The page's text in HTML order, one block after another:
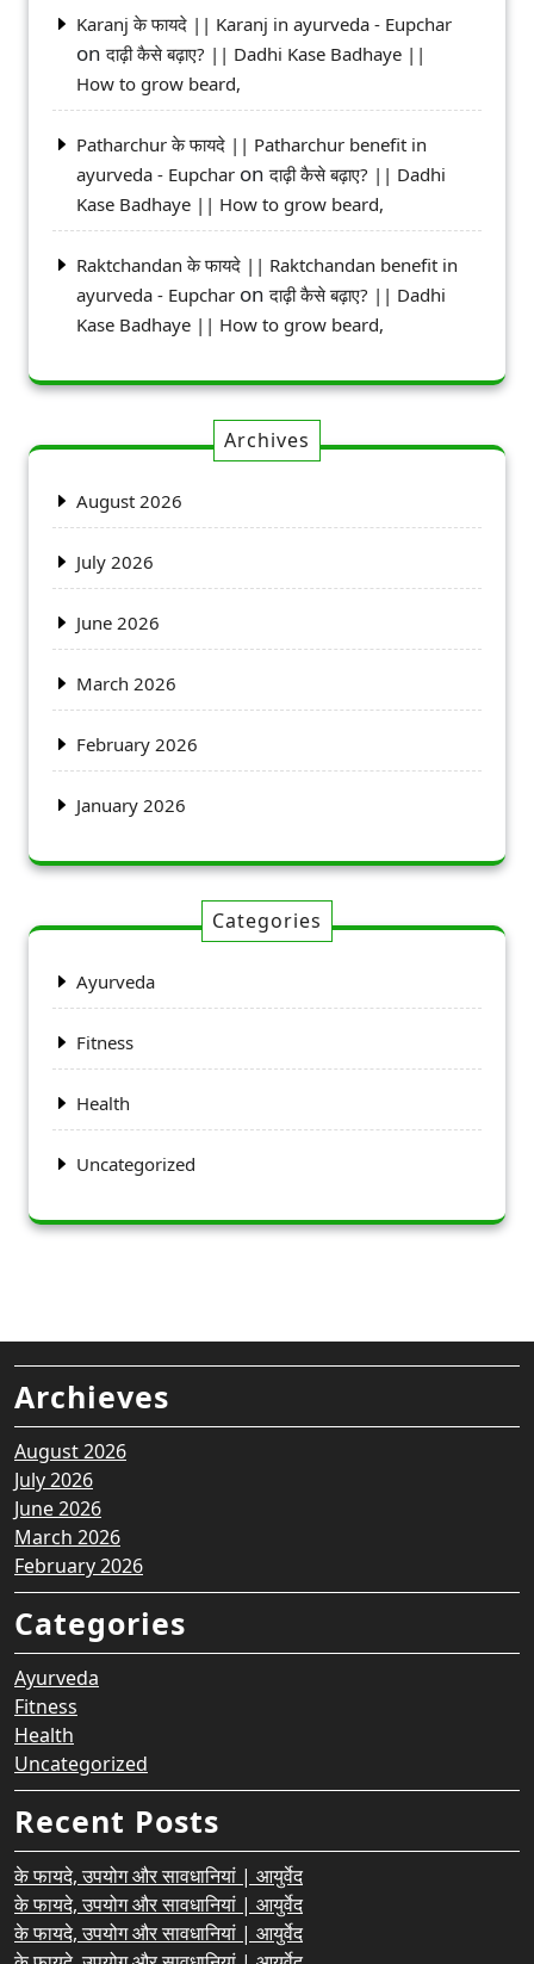
Karanj के फायदे || Karanj in ayurveda - Eupchar
onदाढ़ी कैसे बढ़ाए? || Dadhi Kase Badhaye ||
How to grow beard,
Patharchur के फायदे || Patharchur benefit in
ayurveda - Eupchar onदाढ़ी कैसे बढ़ाए? || Dadhi
Kase Badhaye || How to grow beard,
Raktchandan के फायदे || Raktchandan benefit in
ayurveda - Eupchar onदाढ़ी कैसे बढ़ाए? || Dadhi
Kase Badhaye || How to grow beard,
Archives
August 2026
July 2026
June 2026
March 2026
February 2026
January 2026
Categories
Ayurveda
Fitness
Health
Uncategorized
Archieves
August 2026
July 2026
June 2026
March 2026
February 2026
Categories
Ayurveda
Fitness
Health
Uncategorized
Recent Posts
के फायदे, उपयोग और सावधानियां | आयुर्वेद
के फायदे, उपयोग और सावधानियां | आयुर्वेद
के फायदे, उपयोग और सावधानियां | आयुर्वेद